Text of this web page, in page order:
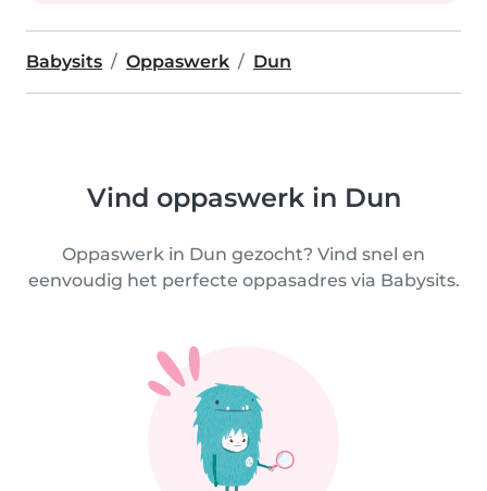
Babysits Oppaswerk Dun
Vind oppaswerk in Dun
Oppaswerk in Dun gezocht? Vind snel en
eenvoudig het perfecte oppasadres via Babysits.